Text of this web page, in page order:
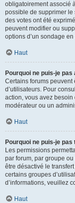
obligatoirement associé
possible de supprimer le
des votes ont été
peuvent modifier ou
options d’un sondage en
Haut
Pourquoi ne puis-je
Certains forums
d’utilisateurs. Pour
action, vous avez
modérateur ou un
Haut
Pourquoi ne puis-je
Les permissions
par forum, par groupe
être désactivé le
certains groupes
d’informations, veuillez
Haut